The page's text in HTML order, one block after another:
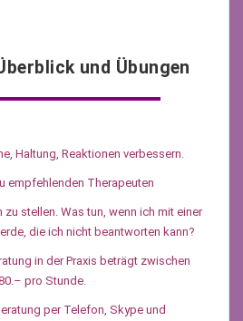
und Übungen
Haltung, Reaktionen verbessern.
empfehlenden Therapeuten
zu stellen. Was tun, wenn ich mit einer
die ich nicht beantworten kann?
in der Praxis beträgt zwischen
pro Stunde.
per Telefon, Skype und